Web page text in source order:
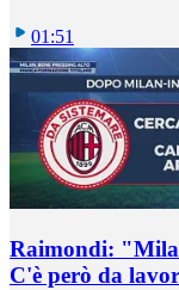
01:51
Raimondi:
C'è però da